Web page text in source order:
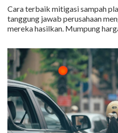
Cara terbaik mitigasi sampah
tanggung jawab perusahaan
mereka hasilkan. Mumpung